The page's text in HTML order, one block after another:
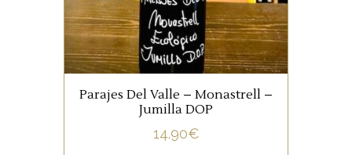
permet de conserver un bel
équilibre sur la fraîcheur.
AJOUTER AU PANIER
Parajes Del Valle – Monastrell –
Jumilla DOP
14.90€